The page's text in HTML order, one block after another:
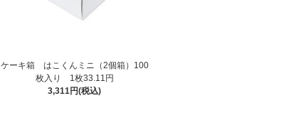
ケーキ箱 はこくんミニ（2個箱）100
枚入り 1枚33.11円
3,311円(税込)